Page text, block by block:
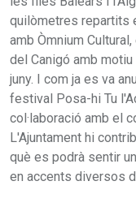
quilòmetres repartits
amb Òmnium
del Canigó amb
juny. I com ja es va
festival Posa-hi Tu
col·laboració amb el
L'Ajuntament hi
què es podrà sentir
en accents diversos